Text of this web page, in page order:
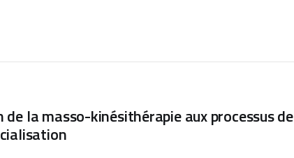
la masso-kinésithérapie aux processus de